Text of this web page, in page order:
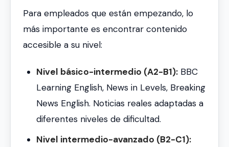
Para empleados que están empezando, lo
más importante es encontrar contenido
accesible a su nivel:
Nivel básico-intermedio (A2-B1):BBC
Learning English, News in Levels, Breaking
News English. Noticias reales adaptadas a
diferentes niveles de dificultad.
Nivel intermedio-avanzado (B2-C1):